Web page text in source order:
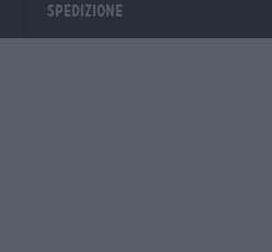
Spedizione